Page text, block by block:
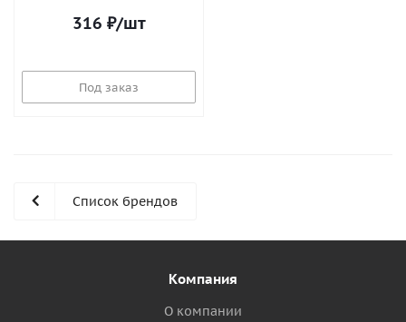
316 ₽/шт
Под заказ
Список брендов
Компания
О компании